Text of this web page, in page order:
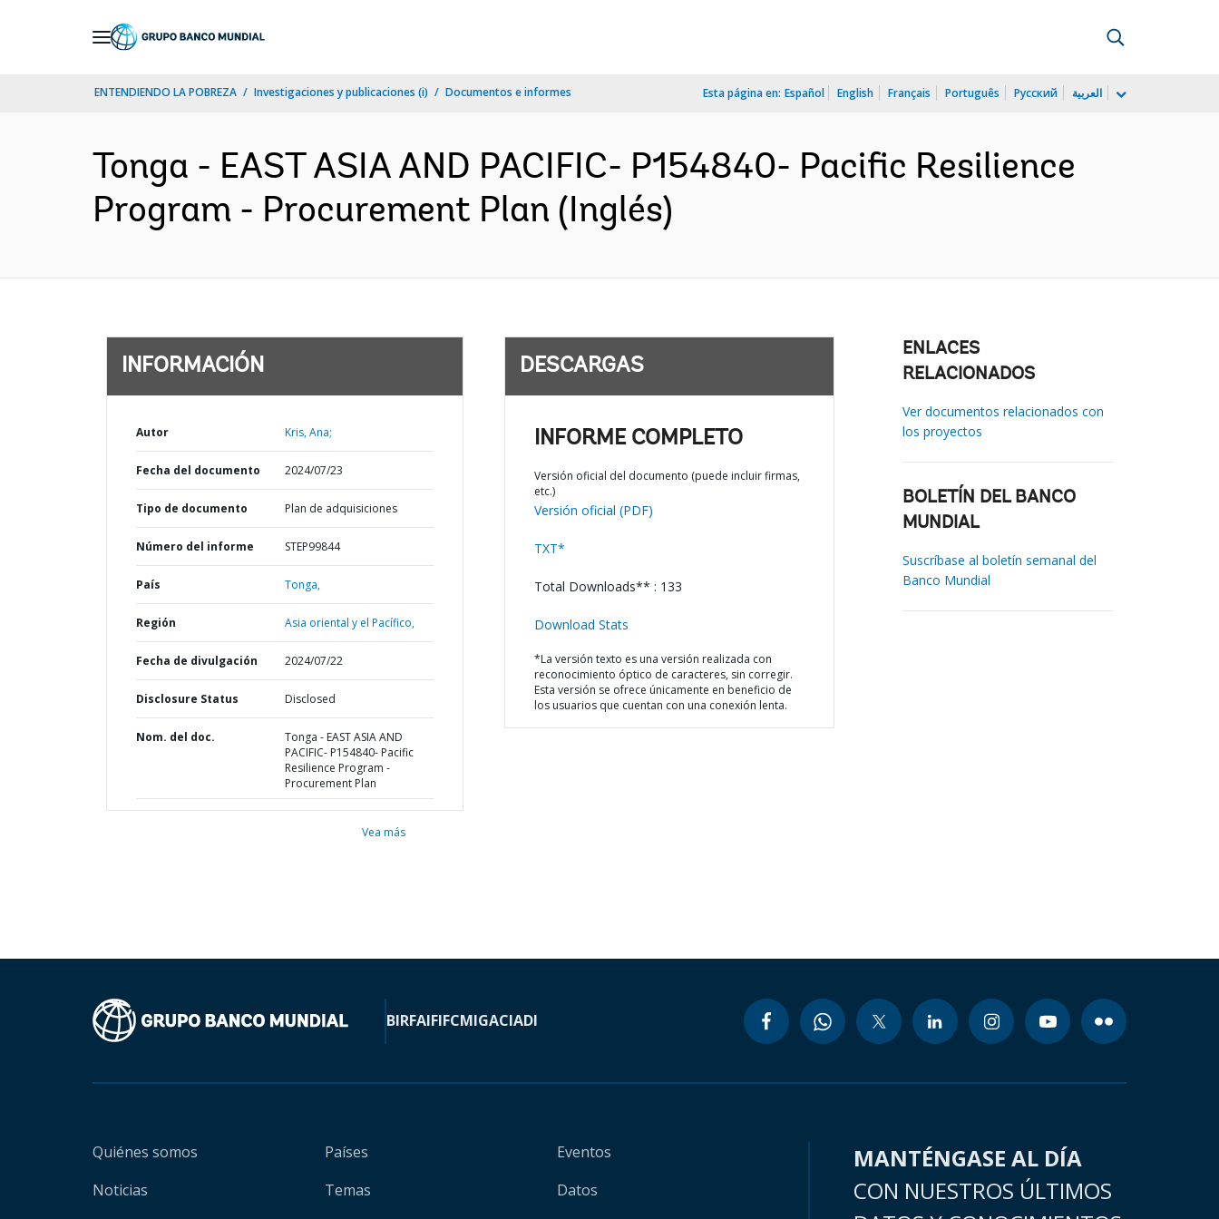
ENTENDIENDO LA POBREZA Investigaciones y publicaciones (i) Documentos e informes Esta página en: Español English Français Português Русский العربية
Tonga - EAST ASIA AND PACIFIC- P154840- Pacific Resilience
Program - Procurement Plan (Inglés)
INFORMACIÓN
Autor Kris, Ana;
Fecha del documento 2024/07/23
Tipo de documento Plan de adquisiciones
Número del informe STEP99844
País Tonga,
Región Asia oriental y el Pacífico,
Fecha de divulgación 2024/07/22
Disclosure Status Disclosed
Nom. del doc.
Tonga - EAST ASIA AND
PACIFIC- P154840- Pacific
Resilience Program -
Procurement Plan
Vea más
DESCARGAS
INFORME COMPLETO
Versión oficial del documento (puede incluir firmas,
etc.)
Versión oficial (PDF)
TXT*
Total Downloads** : 133
Download Stats
*La versión texto es una versión realizada con
reconocimiento óptico de caracteres, sin corregir.
Esta versión se ofrece únicamente en beneficio de
los usuarios que cuentan con una conexión lenta.
ENLACES
RELACIONADOS
Ver documentos relacionados con
los proyectos
BOLETÍN DEL BANCO
MUNDIAL
Suscríbase al boletín semanal del
Banco Mundial
BIRFAIFIFCMIGACIADI
Quiénes somos
Noticias
Países
Temas
Eventos
Datos
MANTÉNGASE AL DÍA
CON NUESTROS ÚLTIMOS